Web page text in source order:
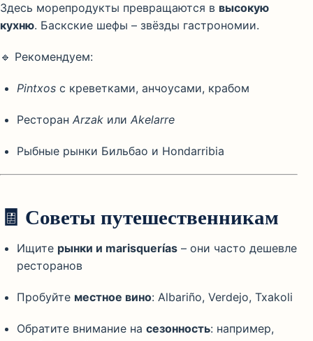
Здесь морепродукты превращаются в высокую
кухню. Баскские шефы – звёзды гастрономии.
🔹 Рекомендуем:
Pintxos с креветками, анчоусами, крабом
Ресторан Arzak или Akelarre
Рыбные рынки Бильбао и Hondarribia
🧾 Советы путешественникам
Ищите рынки и marisquerías – они часто дешевле
ресторанов
Пробуйте местное вино: Albariño, Verdejo, Txakoli
Обратите внимание на сезонность: например,